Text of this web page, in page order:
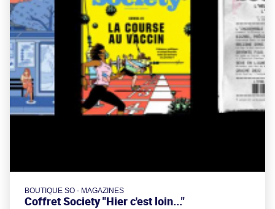
BOUTIQUE SO - MAGAZINES
Coffret Society "Hier c'est loin..."